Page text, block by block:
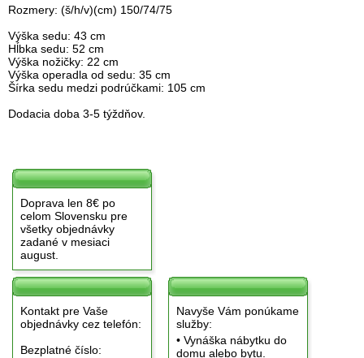
Rozmery: (š/h/v)(cm) 150/74/75
Výška sedu: 43 cm
Hĺbka sedu: 52 cm
Výška nožičky: 22 cm
Výška operadla od sedu: 35 cm
Šírka sedu medzi podrúčkami: 105 cm
Dodacia doba 3-5 týždňov.
Doprava len 8€ po
celom Slovensku pre
všetky objednávky
zadané v mesiaci
august.
Kontakt pre Vaše
objednávky cez telefón:
Bezplatné číslo:
Navyše Vám ponúkame
služby:
• Vynáška nábytku do
domu alebo bytu.